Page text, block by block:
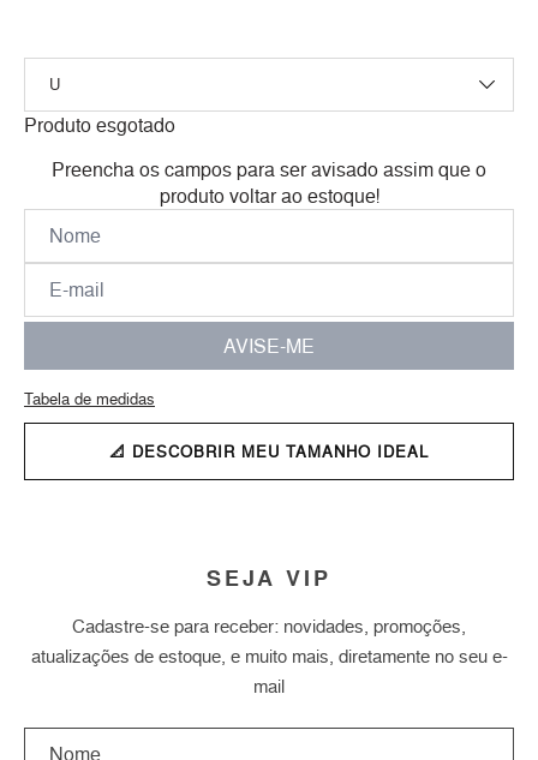
Produto esgotado
Preencha os campos para ser avisado assim que o
produto voltar ao estoque!
AVISE-ME
Tabela de medidas
📐 DESCOBRIR MEU TAMANHO IDEAL
SEJA VIP
Cadastre-se para receber: novidades, promoções,
atualizações de estoque, e muito mais, diretamente no seu e-
mail